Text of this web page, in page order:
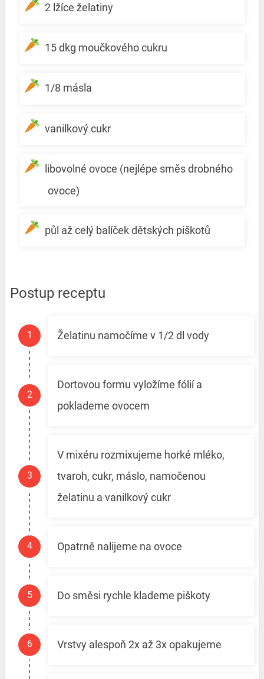
2 lžíce želatiny
15 dkg moučkového cukru
1/8 másla
vanilkový cukr
libovolné ovoce (nejlépe směs drobného
ovoce)
půl až celý balíček dětských piškotů
Postup receptu
Želatinu namočíme v 1/2 dl vody
Dortovou formu vyložíme fólií a
poklademe ovocem
V mixéru rozmixujeme horké mléko,
tvaroh, cukr, máslo, namočenou
želatinu a vanilkový cukr
Opatrně nalijeme na ovoce
Do směsi rychle klademe piškoty
Vrstvy alespoň 2x až 3x opakujeme